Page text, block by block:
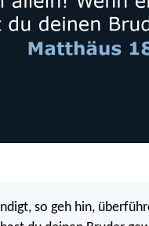
so geh hin,